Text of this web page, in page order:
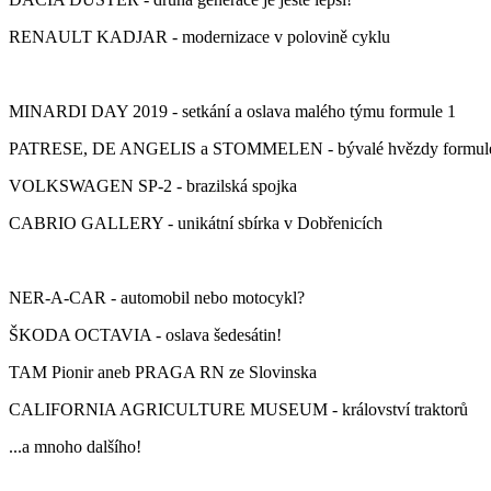
RENAULT KADJAR - modernizace v polovině cyklu
MINARDI DAY 2019 - setkání a oslava malého týmu formule 1
PATRESE, DE ANGELIS a STOMMELEN - bývalé hvězdy
VOLKSWAGEN SP-2 - brazilská spojka
CABRIO GALLERY - unikátní sbírka v Dobřenicích
NER-A-CAR - automobil nebo motocykl?
ŠKODA OCTAVIA - oslava šedesátin!
TAM Pionir aneb PRAGA RN ze Slovinska
CALIFORNIA AGRICULTURE MUSEUM - království traktorů
...a mnoho dalšího!